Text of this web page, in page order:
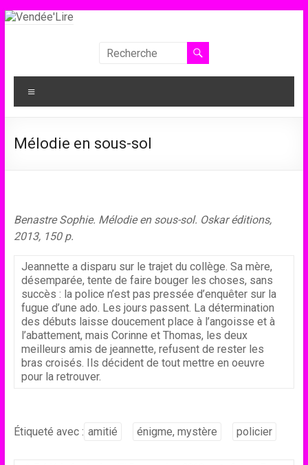
Aller
Vendée'Lire
Le
prix
collégiens
Mélodie en sous-sol
Benastre Sophie. Mélodie en sous-sol. Oskar éditions,
2013, 150 p.
Jeannette a disparu sur le trajet du collège. Sa mère,
désemparée, tente de faire bouger les choses, sans
succès : la police n’est pas pressée d’enquêter sur la
fugue d’une ado. Les jours passent. La détermination
des débuts laisse doucement place à l’angoisse et à
l’abattement, mais Corinne et Thomas, les deux
meilleurs amis de jeannette, refusent de rester les
bras croisés. Ils décident de tout mettre en oeuvre
pour la retrouver.
Étiqueté avec : amitié énigme, mystère policier